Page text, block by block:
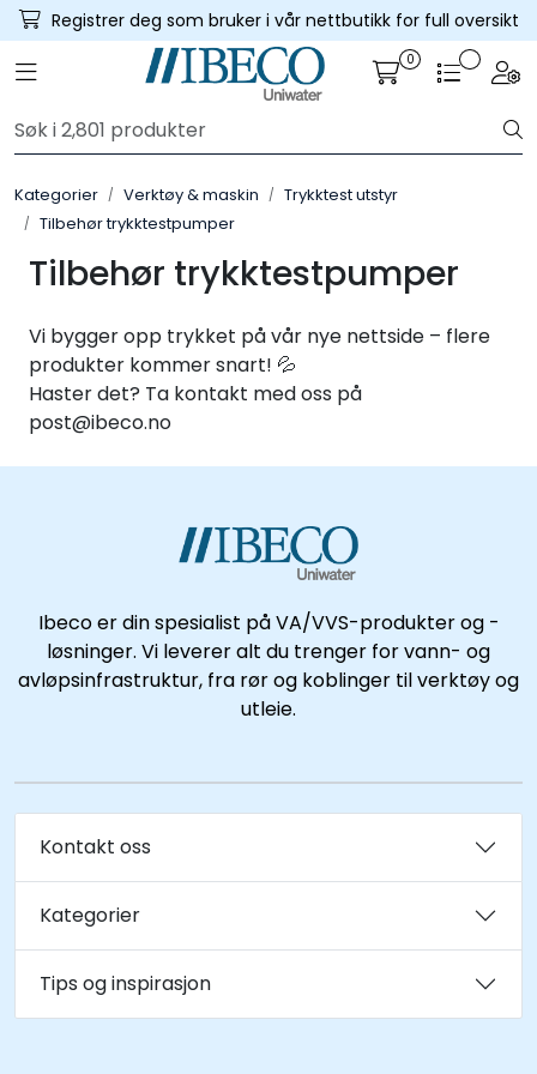
Skip to main content
Registrer deg som bruker i vår nettbutikk for full oversikt
Toggle navigation 0
Kategorier Verktøy & maskin
Trykktest utstyr
Tilbehør trykktestpumper
Tilbehør trykktestpumper
Vi bygger opp trykket på vår nye nettside – flere
produkter kommer snart! 💦
Haster det? Ta kontakt med oss på
post@ibeco.no
Ibeco er din spesialist på VA/VVS-produkter og -
løsninger. Vi leverer alt du trenger for vann- og
avløpsinfrastruktur, fra rør og koblinger til verktøy og
utleie.
Kontakt oss
Kategorier
Tips og inspirasjon
Verktøy & maskin
Utleie
Pumper